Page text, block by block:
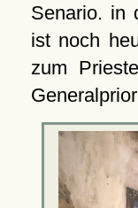
Senario. in
ist noch
zum